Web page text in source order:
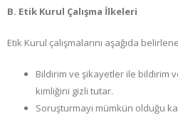
B. Etik Kurul Çalışma İlkeleri
Etik Kurul çalışmalarını aşağıda
Bildirim ve şikayetler ile bildirim
kimliğini gizli tutar.
Soruşturmayı mümkün olduğu